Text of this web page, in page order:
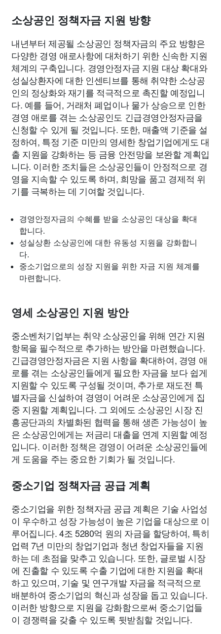
소상공인 정책자금 지원 방향
내년부터 제공될 소상공인 정책자금의 주요 방향은
다양한 경영 애로사항에 대처하기 위한 신속한 지원
체계의 구축입니다. 경영안정자금 지원 대상 확대와
성실상환자에 대한 인센티브를 통해 취약한 소상공
인의 정상화와 재기를 적극적으로 촉진할 예정입니
다. 예를 들어, 거래처 폐업이나 물가 상승으로 인한
경영 애로를 겪는 소상공인도 긴급경영안정자금을
신청할 수 있게 될 것입니다. 또한, 매출액 기준을 설
정하여, 특정 기준 미만의 영세한 창업기업에게도 대
출 지원을 강화하는 등 금융 안전망을 보완할 계획입
니다. 이러한 조치들은 소상공인들이 안정적으로 경
영을 지속할 수 있도록 하며, 희망을 품고 경제적 위
기를 극복하는 데 기여할 것입니다.
경영안정자금의 수혜를 받을 소상공인 대상을 확대
합니다.
성실상환 소상공인에 대한 유동성 지원을 강화합니
다.
중소기업으로의 성장 지원을 위한 자금 지원 체계를
마련합니다.
영세 소상공인 지원 방안
중소벤처기업부는 취약 소상공인을 위해 연간 지원
항목을 필수적으로 추가하는 방안을 마련했습니다.
긴급경영안정자금은 지원 사항을 확대하여, 경영 애
로를 겪는 소상공인들에게 필요한 자금을 보다 쉽게
지원할 수 있도록 구성될 것이며, 추가로 재도전 특
별자금을 신설하여 경영이 어려운 소상공인에게 집
중 지원할 계획입니다. 그 외에도 소상공인 시장 진
흥공단과의 차별화된 협력을 통해 생존 가능성이 높
은 소상공인에게는 저금리 대출을 연계 지원할 예정
입니다. 이러한 정책은 경영이 어려운 소상공인들에
게 도움을 주는 중요한 기회가 될 것입니다.
중소기업 정책자금 공급 계획
중소기업을 위한 정책자금 공급 계획은 기술 사업성
이 우수하고 성장 가능성이 높은 기업을 대상으로 이
루어집니다. 4조 5280억 원의 자금을 할당하여, 특히
업력 7년 미만의 창업기업과 청년 창업자들을 지원
하는 데 초점을 맞추고 있습니다. 또한, 글로벌 시장
에 진출할 수 있도록 수출 기업에 대한 지원을 확대
하고 있으며, 기술 및 연구개발 자금을 적극적으로
배분하여 중소기업의 혁신과 성장을 돕고 있습니다.
이러한 방향으로 지원을 강화함으로써 중소기업들
이 경쟁력을 갖출 수 있도록 뒷받침할 것입니다.